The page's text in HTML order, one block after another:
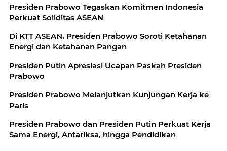
Presiden Prabowo Tegaskan Komitmen Indonesia
Perkuat Soliditas ASEAN
Di KTT ASEAN, Presiden Prabowo Soroti Ketahanan
Energi dan Ketahanan Pangan
Presiden Putin Apresiasi Ucapan Paskah Presiden
Prabowo
Presiden Prabowo Melanjutkan Kunjungan Kerja ke
Paris
Presiden Prabowo dan Presiden Putin Perkuat Kerja
Sama Energi, Antariksa, hingga Pendidikan